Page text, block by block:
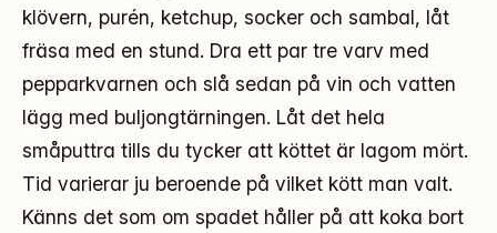
klövern, purén, ketchup, socker och sambal, låt
fräsa med en stund. Dra ett par tre varv med
pepparkvarnen och slå sedan på vin och vatten
lägg med buljongtärningen. Låt det hela
småputtra tills du tycker att köttet är lagom mört.
Tid varierar ju beroende på vilket kött man valt.
Känns det som om spadet håller på att koka bort